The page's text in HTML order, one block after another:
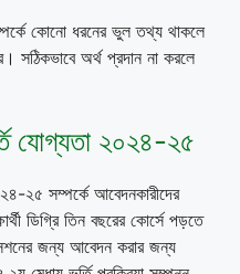
কোনো ধরনের ভুল তথ্য থাকলে
সঠিকভাবে অর্থ প্রদান না করলে
যোগ্যতা ২০২৪-২৫
২৫ সম্পর্কে আবেদনকারীদের
ডিগ্রি তিন বছরের কোর্সে পড়তে
জন্য আবেদন করার জন্য